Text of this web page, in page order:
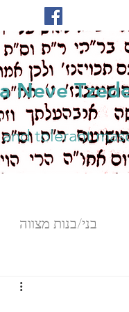
Neve
tolerant
בני/בנות מצווה